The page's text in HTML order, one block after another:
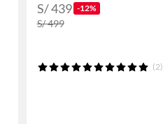
S/ 439 -12%
S/ 499
(2)